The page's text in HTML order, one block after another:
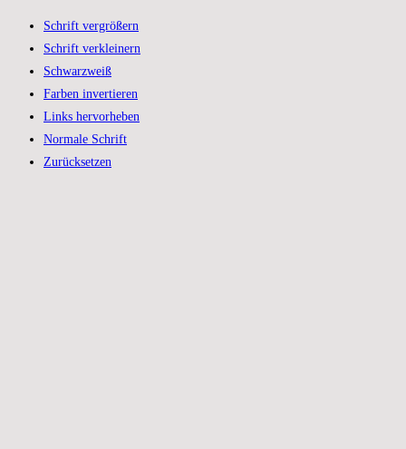
Schrift vergrößern
Schrift verkleinern
Schwarzweiß
Farben invertieren
Links hervorheben
Normale Schrift
Zurücksetzen